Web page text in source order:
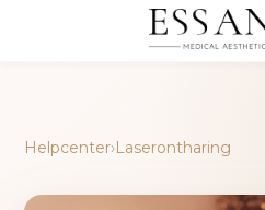
Helpcenter›Laserontharing